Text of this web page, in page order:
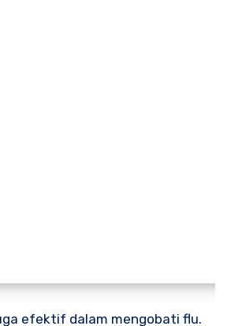
efektif dalam mengobati flu.